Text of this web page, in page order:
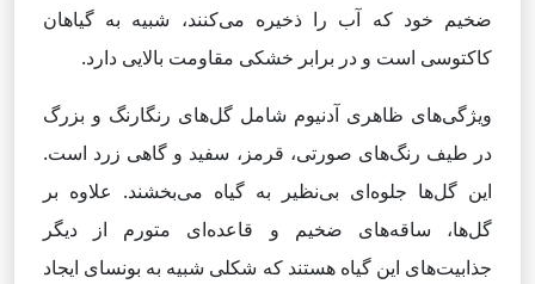
ضخیم خود که آب را ذخیره می‌کنند، شبیه به گیاهان
کاکتوسی است و در برابر خشکی مقاومت بالایی دارد.
ویژگی‌های ظاهری آدنیوم شامل گل‌های رنگارنگ و بزرگ
در طیف رنگ‌های صورتی، قرمز، سفید و گاهی زرد است.
این گل‌ها جلوه‌ای بی‌نظیر به گیاه می‌بخشند. علاوه بر
گل‌ها، ساقه‌های ضخیم و قاعده‌ای متورم از دیگر
جذابیت‌های این گیاه هستند که شکلی شبیه به بونسای ایجاد